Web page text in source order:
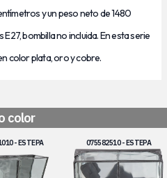
y un peso neto de 1480
bombilla no incluida. En esta serie
color plata, oro y cobre.
color
- ESTEPA 075582510 - ESTEPA